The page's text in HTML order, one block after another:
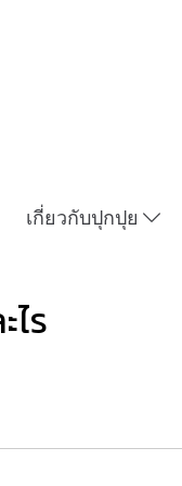
เกี่ยวกับปุกปุย
ร